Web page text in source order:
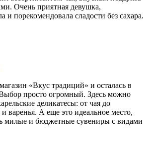
Очень приятная девушка,
и порекомендовала сладости без сахара.
«Вкус традиций» и осталась в
просто огромный. Здесь можно
деликатесы: от чая до
варенья. А еще это идеальное место,
милые и бюджетные сувениры с видами